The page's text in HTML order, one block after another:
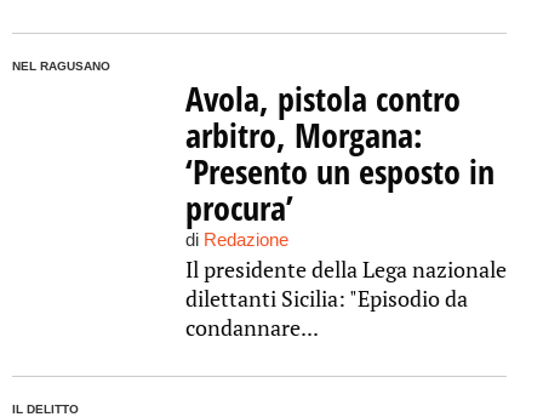
NEL RAGUSANO
Avola, pistola contro
arbitro, Morgana:
‘Presento un esposto in
procura’
di Redazione
Il presidente della Lega nazionale
dilettanti Sicilia: "Episodio da
condannare...
IL DELITTO